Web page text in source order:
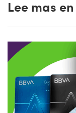
Lee mas en